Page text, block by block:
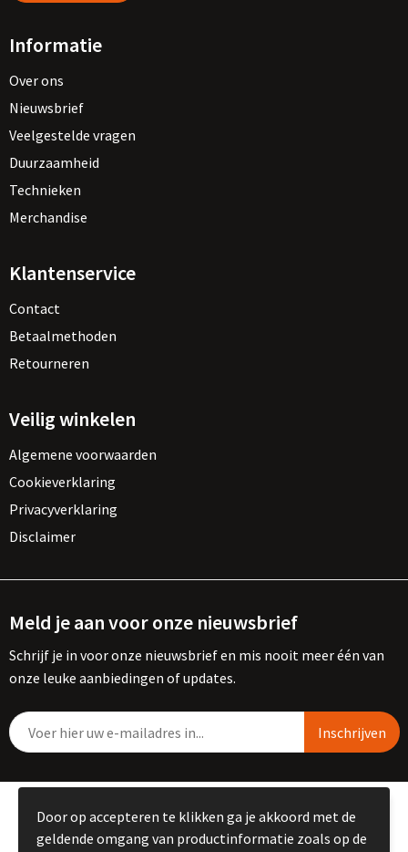
Informatie
Over ons
Nieuwsbrief
Veelgestelde vragen
Duurzaamheid
Technieken
Merchandise
Klantenservice
Contact
Betaalmethoden
Retourneren
Veilig winkelen
Algemene voorwaarden
Cookieverklaring
Privacyverklaring
Disclaimer
Meld je aan voor onze nieuwsbrief
Schrijf je in voor onze nieuwsbrief en mis nooit meer één van
onze leuke aanbiedingen of updates.
© Copyright Kemme B.V. 2023
Door op accepteren te klikken ga je akkoord met de
geldende omgang van productinformatie zoals op de